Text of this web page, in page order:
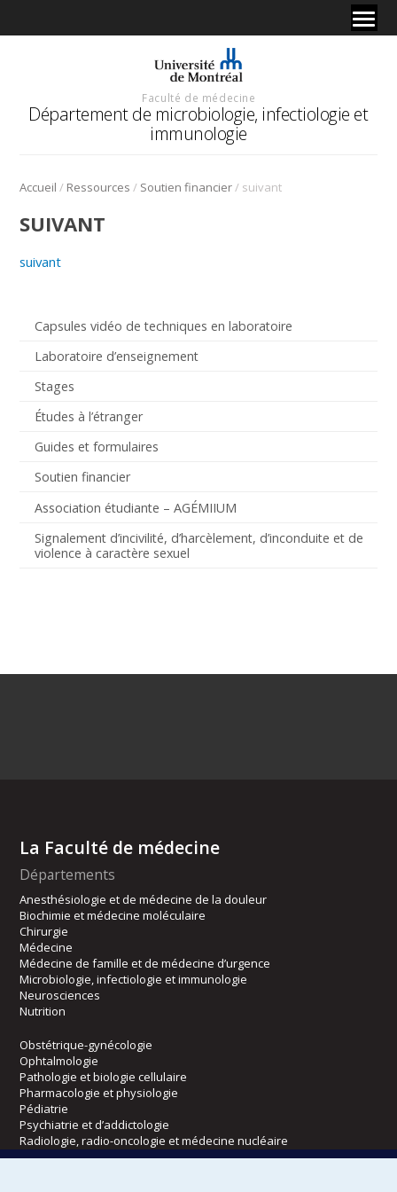
Faculté de médecine
Département de microbiologie, infectiologie et
immunologie
Accueil / Ressources / Soutien financier/ suivant
Capsules vidéo de techniques en laboratoire
Laboratoire d’enseignement
Stages
Études à l’étranger
Guides et formulaires
Soutien financier
Association étudiante – AGÉMIIUM
Signalement d’incivilité, d’harcèlement, d’inconduite et de
violence à caractère sexuel
SUIVANT
suivant
La Faculté de médecine
Départements
Anesthésiologie et de médecine de la douleur
Biochimie et médecine moléculaire
Chirurgie
Médecine
Médecine de famille et de médecine d’urgence
Microbiologie, infectiologie et immunologie
Neurosciences
Nutrition
Obstétrique-gynécologie
Ophtalmologie
Pathologie et biologie cellulaire
Pharmacologie et physiologie
Pédiatrie
Psychiatrie et d’addictologie
Radiologie, radio-oncologie et médecine nucléaire